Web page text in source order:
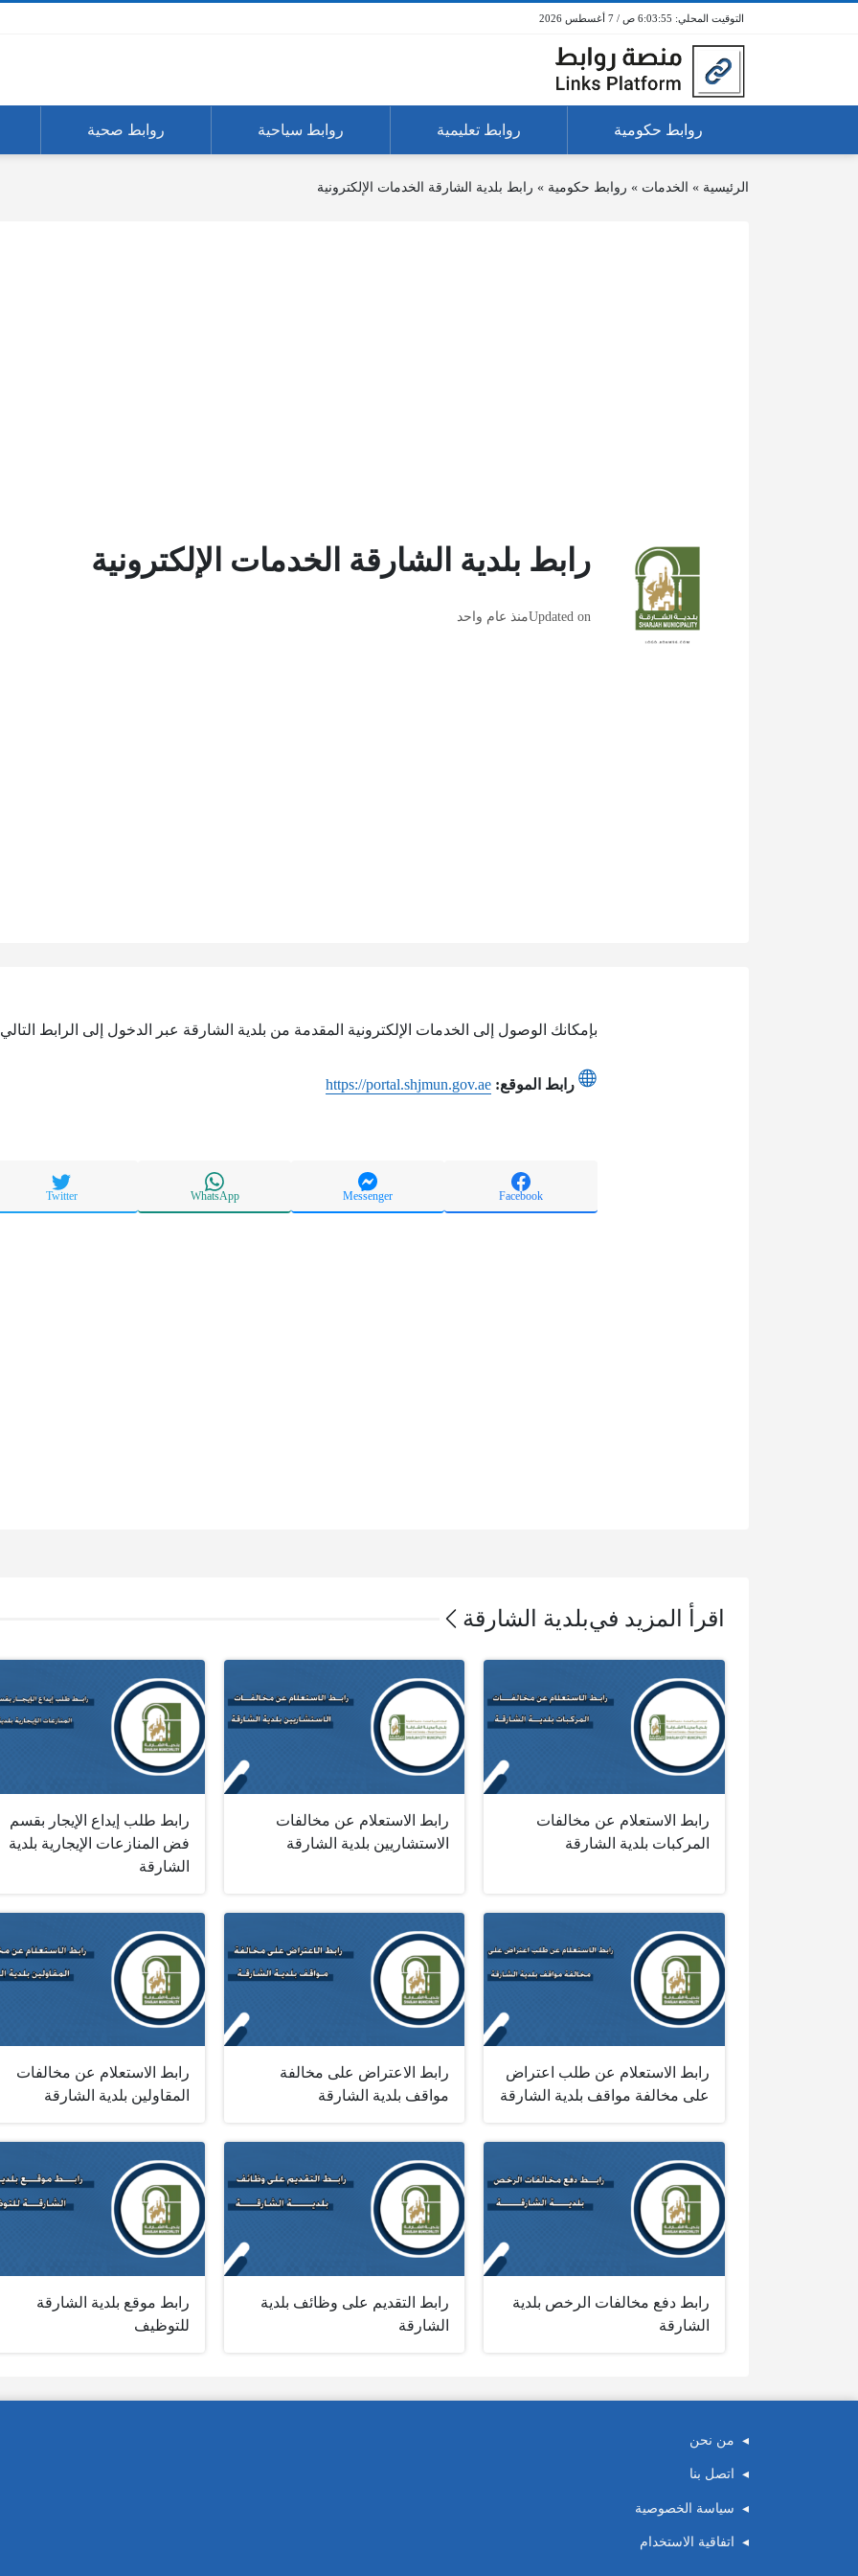
6:03:55 ص / 7 أغسطس 2026
روابط حكومية روابط تعليمية روابط سياحية روابط صحية
الرئيسية » الخدمات » روابط حكومية » رابط بلدية الشارقة الخدمات الإلكترونية
رابط بلدية الشارقة الخدمات الإلكترونية
Updated onمنذ عام واحد
بإمكانك الوصول إلى الخدمات الإلكترونية المقدمة من بلدية الشارقة عبر الدخول إلى الرابط
رابط الموقع: https://portal.shjmun.gov.ae
Facebook
Messenger
WhatsApp
Twitter
اقرأ المزيد فيبلدية الشارقة
رابط الاستعلام عن مخالفات
المركبات بلدية الشارقة‎ ‎
رابط الاستعلام عن مخالفات
الاستشاريين بلدية الشارقة‎ ‎
رابط طلب إيداع الإيجار بقسم
فض المنازعات الإيجارية بلدية
الشارقة
رابط الاستعلام عن طلب اعتراض
على مخالفة مواقف بلدية الشارقة
رابط الاعتراض على مخالفة
مواقف بلدية الشارقة
رابط الاستعلام عن مخالفات
المقاولين بلدية الشارقة
رابط دفع مخالفات الرخص بلدية
الشارقة
رابط التقديم على وظائف بلدية
الشارقة
رابط موقع بلدية الشارقة
للتوظيف
من نحن
اتصل بنا
سياسة الخصوصية
اتفاقية الاستخدام